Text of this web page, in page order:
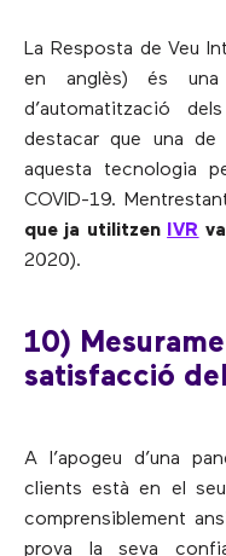
La Resposta de Veu
en anglès) és una
d’automatització
destacar que una de
aquesta tecnologia
COVID-19.
que ja utilitzen
IVR
2020).
10)
satisfacció
A l’apogeu d’una
clients està en el
comprensiblement
prova la seva